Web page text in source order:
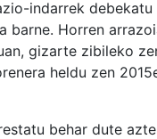
indarrek
Horren
gizarte zibileko
heldu zen
behar dute